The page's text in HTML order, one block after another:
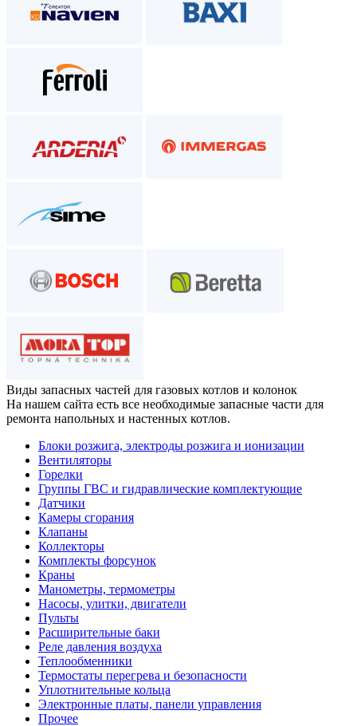
Виды запасных частей для газовых котлов и колонок
На нашем сайта есть все необходимые запасные части для
ремонта напольных и настенных котлов.
Блоки розжига, электроды розжига и ионизации
Вентиляторы
Горелки
Группы ГВС и гидравлические комплектующие
Датчики
Камеры сгорания
Клапаны
Коллекторы
Комплекты форсунок
Краны
Манометры, термометры
Насосы, улитки, двигатели
Пульты
Расширительные баки
Реле давления воздуха
Теплообменники
Термостаты перегрева и безопасности
Уплотнительные кольца
Электронные платы, панели управления
Прочее